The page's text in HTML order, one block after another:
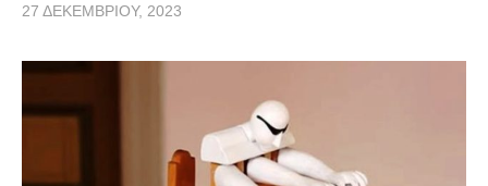
27 ΔΕΚΕΜΒΡΊΟΥ, 2023